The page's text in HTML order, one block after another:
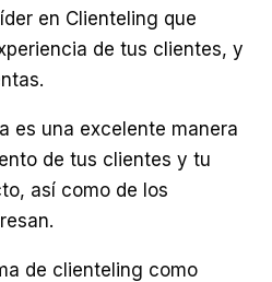
en Clienteling que
de tus clientes, y
es una excelente manera
de tus clientes y tu
así como de los
de clienteling como